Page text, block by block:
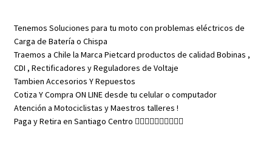
Tenemos Soluciones para tu moto con problemas eléctricos de
Carga de Batería o Chispa
Traemos a Chile la Marca Pietcard productos de calidad Bobinas ,
CDI , Rectificadores y Reguladores de Voltaje
Tambien Accesorios Y Repuestos
Cotiza Y Compra ON LINE desde tu celular o computador
Atención a Motociclistas y Maestros talleres !
Paga y Retira en Santiago Centro 👇🏼👇🏼👇🏼👇🏼👇🏼